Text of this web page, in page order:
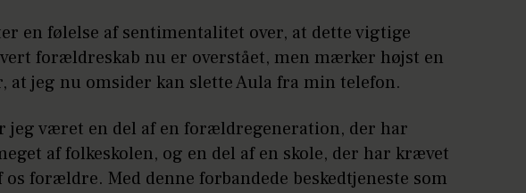
en følelse af sentimentalitet over, at dette vigtige
forældreskab nu er overstået, men mærker højst en
at jeg nu omsider kan slette Aula fra min telefon.
jeg været en del af en forældregeneration, der har
af folkeskolen, og en del af en skole, der har krævet
os forældre. Med denne forbandede beskedtjeneste som